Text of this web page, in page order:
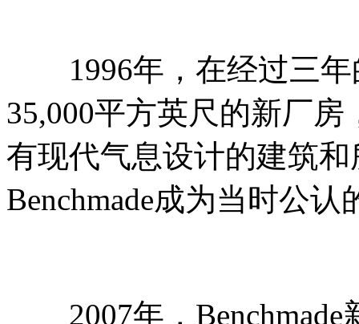
1996年，在经过三年
35,000平方英尺的新厂
有现代气息设计的建筑
Benchmade成为当时公
2007年，Benchmade